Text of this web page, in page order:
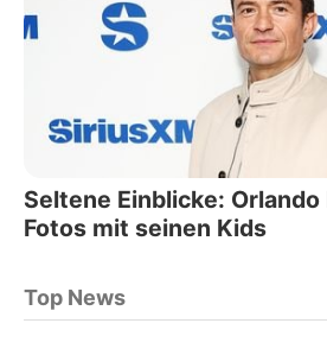
Seltene Einblicke:
Fotos mit seinen Kids
Top News